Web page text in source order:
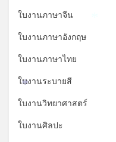
ใบงานภาษาจีน
ใบงานภาษาอังกฤษ
ใบงานภาษาไทย
ใบงานระบายสี
ใบงานวิทยาศาสตร์
ใบงานศิลปะ